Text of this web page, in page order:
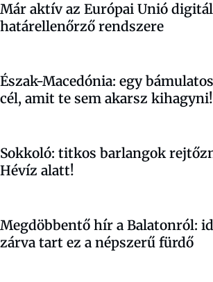
Már aktív az Európai Unió
határellenőrző rendszere
Észak-Macedónia: egy
cél, amit te sem akarsz kihagyni!
Sokkoló: titkos barlangok
Hévíz alatt!
Megdöbbentő hír a Balatonról:
zárva tart ez a népszerű fürdő